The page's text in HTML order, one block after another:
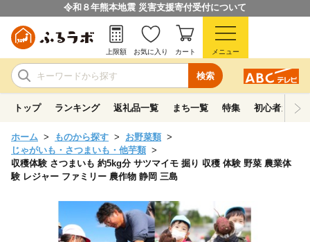
令和８年熊本地震 災害支援寄付受付について
検索
上限額 お気に入り カート メニュー
トップ ランキング 返礼品一覧 まち一覧 特集 初心者ガイド
ホーム ものから探す
お野菜類
じゃがいも・さつまいも・他芋類
収穫体験 さつまいも 約5kg分 サツマイモ 掘り 収穫 体験 野菜 農業体
験 レジャー ファミリー 農作物 静岡 三島